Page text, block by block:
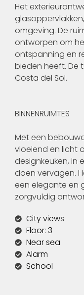
Het
omgeving. De
ontworpen om
ontspanning en
bieden heeft. De
Costa del Sol.
BINNENRUIMTES
Met een
vloeiend en licht
designkeuken, in
doen vervagen.
een elegante en
zorgvuldig
City views
Floor: 3
Near sea
Alarm
School